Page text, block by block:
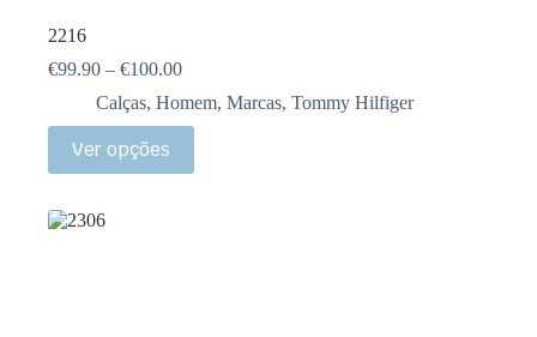
2216
€99.90 – €100.00
Calças, Homem, Marcas, Tommy Hilfiger
Ver opções